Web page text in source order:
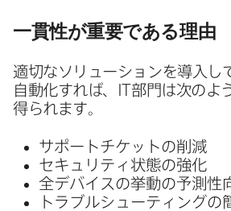
一貫性が​重要である​理由
適切な​ソリューションを​導入し
自動化すれば、
IT部門は​次のよ
得られます。
サポートチケットの​削減
セキュリティ状態の​強化
全デ​バイスの​挙動の​予測性
トラブルシューティングの​